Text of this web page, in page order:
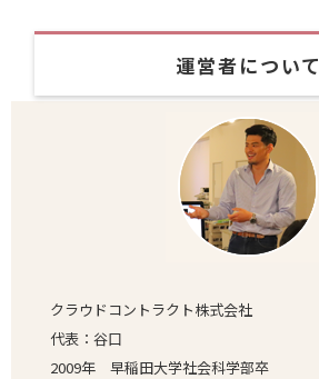
運営者について
クラウドコントラクト株式会社
代表：谷口
2009年 早稲田大学社会科学部卒